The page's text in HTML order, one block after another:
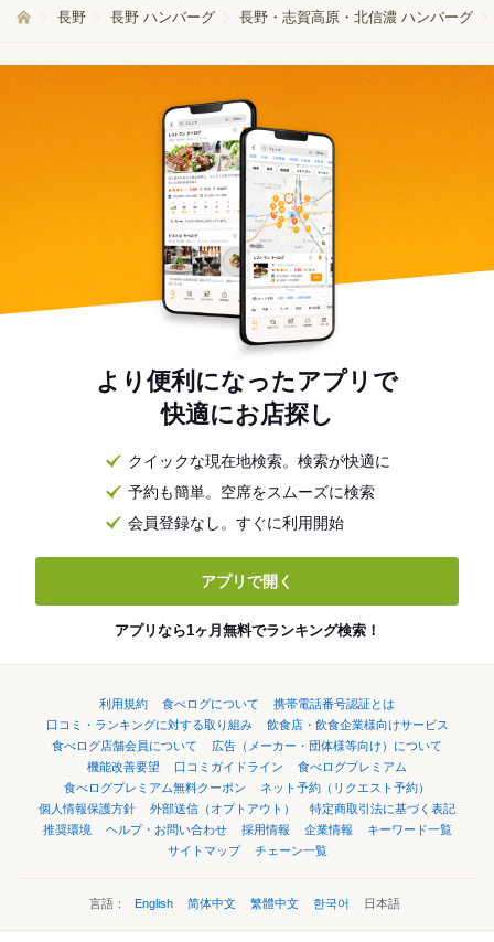
長野 長野 ハンバーグ 長野・志賀高原・北信濃 ハンバーグ
より便利になったアプリで
快適にお店探し
クイックな現在地検索。検索が快適に
予約も簡単。空席をスムーズに検索
会員登録なし。すぐに利用開始
アプリで開く
アプリなら1ヶ月無料でランキング検索！
利用規約 食べログについて
携帯電話番号認証とは
口コミ・ランキングに対する取り組み
飲食店・飲食企業様向けサービス
食べログ店舗会員について
広告（メーカー・団体様等向け）について
機能改善要望
口コミガイドライン
食べログプレミアム
食べログプレミアム無料クーポン
ネット予約（リクエスト予約）
個人情報保護方針
外部送信（オプトアウト）
特定商取引法に基づく表記
推奨環境
ヘルプ・お問い合わせ 採用情報 企業情報
キーワード一覧
サイトマップ
チェーン一覧
言語： English 简体中文 繁體中文 한국어 日本語